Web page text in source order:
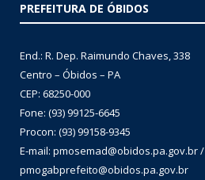
PREFEITURA DE ÓBIDOS
End.: R. Dep. Raimundo Chaves, 338
Centro – Óbidos – PA
CEP: 68250-000
Fone: (93) 99125-6645
Procon: (93) 99158-9345
E-mail: pmosemad@obidos.pa.gov.br /
pmogabprefeito@obidos.pa.gov.br